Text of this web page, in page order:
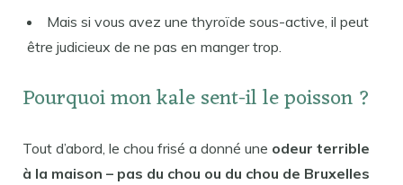
Mais si vous avez une thyroïde sous-active, il peut
être judicieux de ne pas en manger trop.
Pourquoi mon kale sent-il le poisson ?
Tout d’abord, le chou frisé a donné une odeur terrible
à la maison – pas du chou ou du chou de Bruxelles